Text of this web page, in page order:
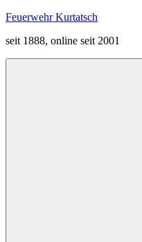
Zum
springen
Feuerwehr Kurtatsch
seit 1888, online seit 2001